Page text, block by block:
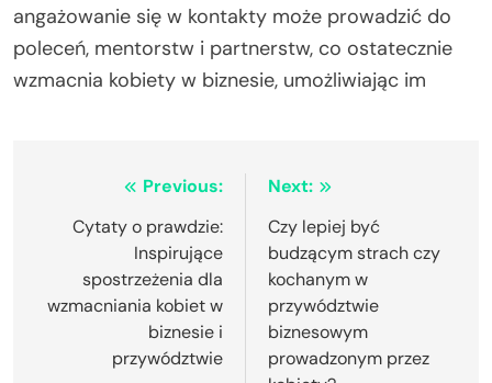
angażowanie się w kontakty może prowadzić do
poleceń, mentorstw i partnerstw, co ostatecznie
wzmacnia kobiety w biznesie, umożliwiając im
navigation
Previous:
Cytaty o prawdzie:
Inspirujące
spostrzeżenia dla
wzmacniania kobiet w
biznesie i
przywództwie
Next:
Czy lepiej być
budzącym strach czy
kochanym w
przywództwie
biznesowym
prowadzonym przez